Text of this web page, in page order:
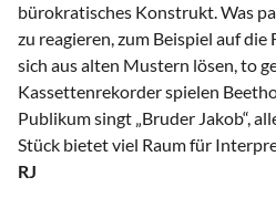
bürokratisches Konstrukt. Was
zu reagieren, zum Beispiel auf
sich aus alten Mustern lösen, to
Kassettenrekorder spielen
Publikum singt „Bruder Jakob“,
Stück bietet viel Raum für
RJ